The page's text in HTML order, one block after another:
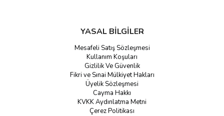
YASAL BİLGİLER
Mesafeli Satış Sözleşmesi
Kullanım Koşuları
Gizlilik Ve Güvenlik
Fikri ve Sınai Mülkiyet Hakları
Üyelik Sözleşmesi
Cayma Hakkı
KVKK Aydınlatma Metni
Çerez Politikası